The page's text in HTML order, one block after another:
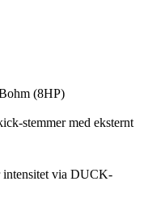
(8HP)
stemmer med eksternt
intensitet via DUCK-